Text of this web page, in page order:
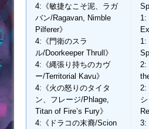
4:《敏捷なこそ泥、ラガ
バン/Ragavan, Nimble
Pilferer》
4:《門衛のスラ
ル/Doorkeeper Thrull》
4:《縄張り持ちのカヴ
ー/Territorial Kavu》
4:《火の怒りのタイタ
ン、フレージ/Phlage,
Titan of Fire’s Fury》
4:《ドラコの末裔/Scion
1:
1:
2:
2:
3: